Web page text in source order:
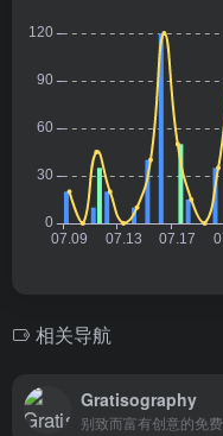
相关导航
Gratisography